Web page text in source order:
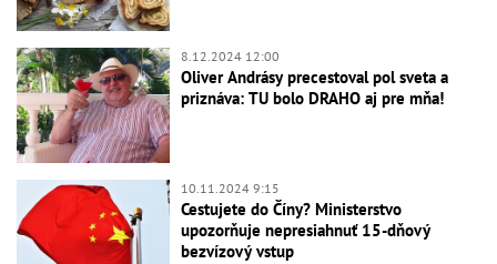
8.12.2024 12:00
Oliver Andrásy precestoval pol sveta a
priznáva: TU bolo DRAHO aj pre mňa!
10.11.2024 9:15
Cestujete do Číny? Ministerstvo
upozorňuje nepresiahnuť 15-dňový
bezvízový vstup